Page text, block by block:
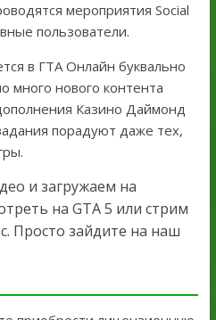
мероприятия Social
пользователи.
в ГТА Онлайн буквально
нового контента
Казино Даймонд
порадуют даже тех,
и загружаем на
на GTA 5 или стрим
Просто зайдите на наш